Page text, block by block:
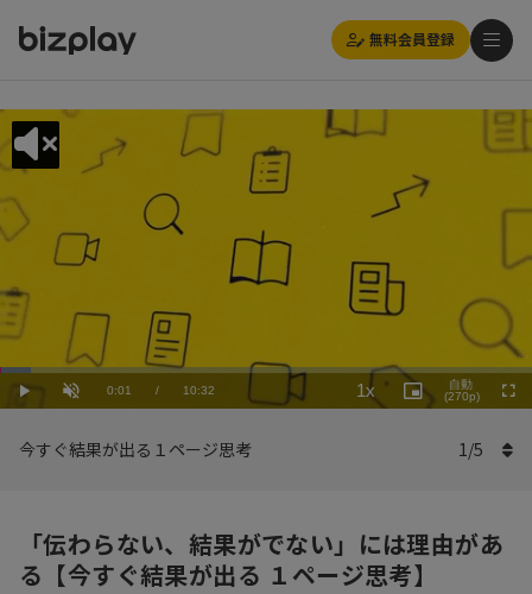
無料会員登録
Play UnmuteCurrent
0:01 / Duration
10:32
Loaded:
5.70%
1x
Rate
Picture-
in-
自動
(270p)
今すぐ結果が出る１ページ思考 1/5
「伝わらない、結果がでない」には理由があ
る【今すぐ結果が出る １ページ思考】